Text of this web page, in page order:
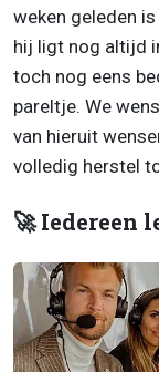
weken geleden
hij ligt nog altijd
toch nog eens
pareltje. We
van hieruit
volledig herstel
🚀 Iedereen